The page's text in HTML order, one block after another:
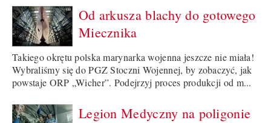
Od arkusza blachy do gotowego
Miecznika
Takiego okrętu polska marynarka wojenna jeszcze nie miała!
Wybraliśmy się do PGZ Stoczni Wojennej, by zobaczyć, jak
powstaje ORP „Wicher”. Podejrzyj proces produkcji od m...
Legion Medyczny na poligonie